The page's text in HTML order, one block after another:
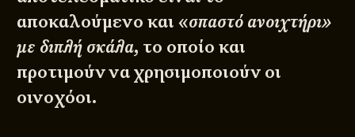
αποκαλούμενο και «σπαστό ανοιχτήρι»
με διπλή σκάλα, το οποίο και
προτιμούν να χρησιμοποιούν οι
οινοχόοι.